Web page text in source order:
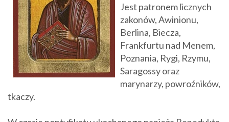
Jest patronem licznych
zakonów, Awinionu,
Berlina, Biecza,
Frankfurtu nad Menem,
Poznania, Rygi, Rzymu,
Saragossy oraz
marynarzy, powroźników,
tkaczy.